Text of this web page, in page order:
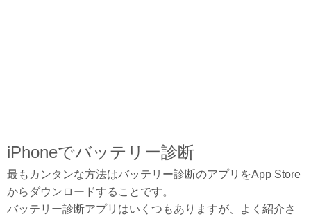
iPhoneでバッテリー診断
最もカンタンな方法はバッテリー診断のアプリをApp Store
からダウンロードすることです。
バッテリー診断アプリはいくつもありますが、よく紹介さ